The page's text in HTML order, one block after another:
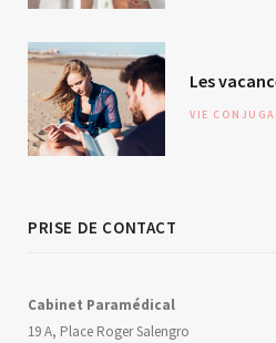
VIE
PRISE DE CONTACT
Cabinet Paramédical
19 A, Place Roger Salengro